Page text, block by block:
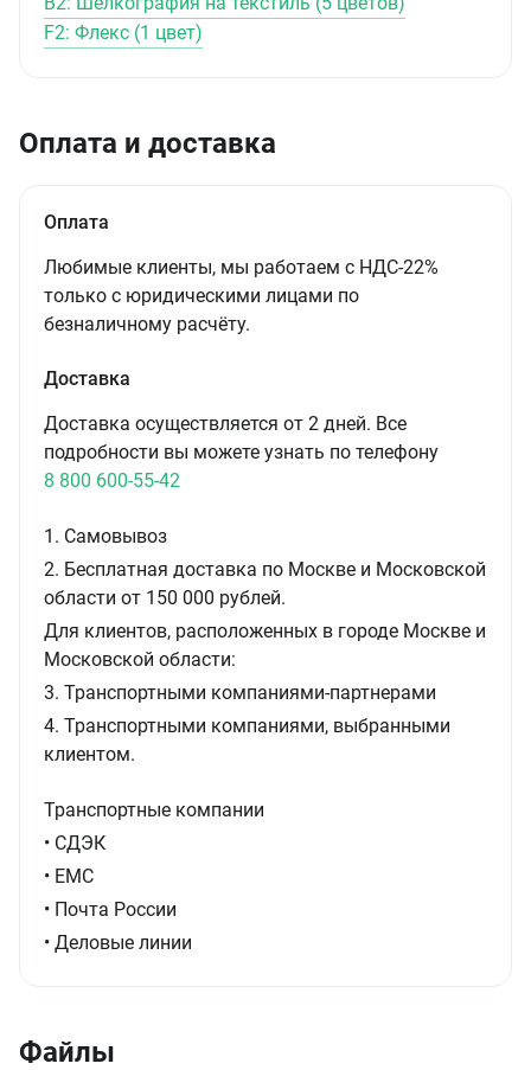
F2: Флекс (1 цвет)
Оплата и доставка
Оплата
Любимые клиенты, мы работаем с НДС-22%
только с юридическими лицами по
безналичному расчёту.
Доставка
Доставка осуществляется от 2 дней. Все
подробности вы можете узнать по телефону
8 800 600-55-42
1. Самовывоз
2. Бесплатная доставка по Москве и Московской
области от 150 000 рублей.
Для клиентов, расположенных в городе Москве и
Московской области:
3. Транспортными компаниями-партнерами
4. Транспортными компаниями, выбранными
клиентом.
Транспортные компании
• СДЭК
• ЕМС
• Почта России
• Деловые линии
Файлы